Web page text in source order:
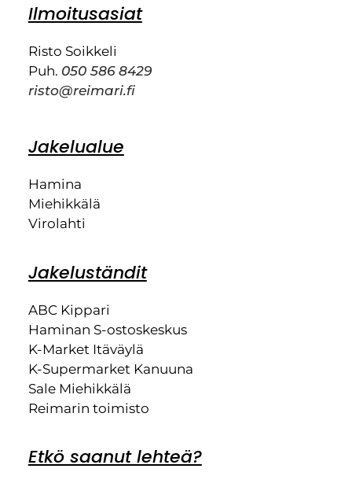
Ilmoitusasiat
Risto Soikkeli
Puh. 050 586 8429
risto@reimari.fi
Jakelualue
Hamina
Miehikkälä
Virolahti
Jakeluständit
ABC Kippari
Haminan S-ostoskeskus
K-Market Itäväylä
K-Supermarket Kanuuna
Sale Miehikkälä
Reimarin toimisto
Etkö saanut lehteä?